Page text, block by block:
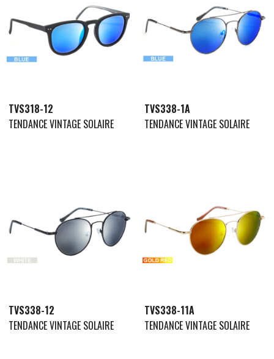
TVS318-12
TENDANCE VINTAGE SOLAIRE
TVS338-1A
TENDANCE VINTAGE SOLAIRE
TVS338-12
TENDANCE VINTAGE SOLAIRE
TVS338-11A
TENDANCE VINTAGE SOLAIRE